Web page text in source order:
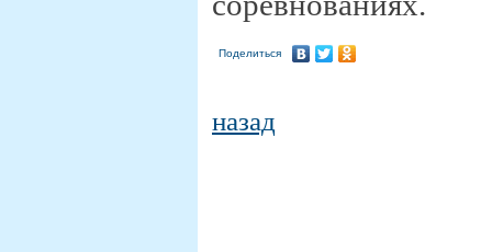
Поделиться
назад